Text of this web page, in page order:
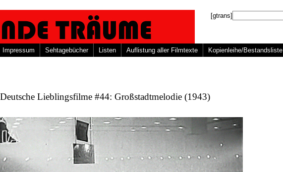
[gtrans]
Impressum Sehtagebücher Listen Auflistung aller Filmtexte Kopienleihe/Bestandsliste
Lieblingsfilme #44: Großstadtmelodie (1943)